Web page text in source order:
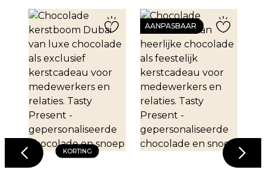
KORTING
AANPASBAAR